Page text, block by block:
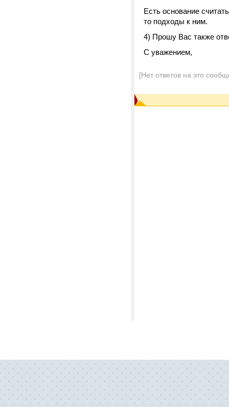
Есть основание
то подходы к ним.
4) Прошу Вас также
С уважением,
[Нет ответов на это